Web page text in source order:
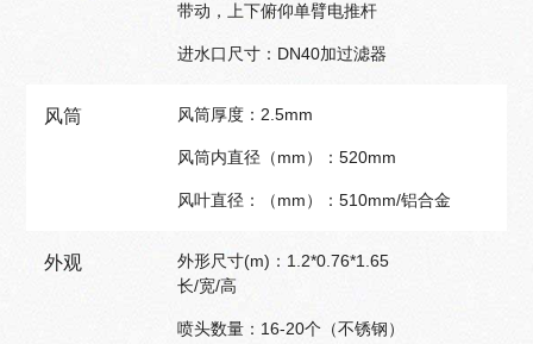
带动，上下俯仰单臂电推杆
进水口尺寸：DN40加过滤器
风筒 风筒厚度：2.5mm
风筒内直径（mm）：520mm
风叶直径：（mm）：510mm/铝合金
外观
外形尺寸(m)：1.2*0.76*1.65
长/宽/高
喷头数量：16-20个（不锈钢）